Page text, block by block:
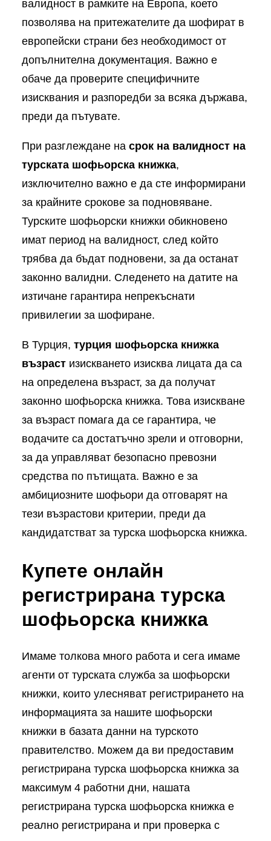
валидност в рамките на Европа, което
позволява на притежателите да шофират в
европейски страни без необходимост от
допълнителна документация. Важно е
обаче да проверите специфичните
изисквания и разпоредби за всяка държава,
преди да пътувате.
При разглеждане на срок на валидност на
турската шофьорска книжка,
изключително важно е да сте информирани
за крайните срокове за подновяване.
Турските шофьорски книжки обикновено
имат период на валидност, след който
трябва да бъдат подновени, за да останат
законно валидни. Следенето на датите на
изтичане гарантира непрекъснати
привилегии за шофиране.
В Турция, турция шофьорска книжка
възраст изискването изисква лицата да са
на определена възраст, за да получат
законно шофьорска книжка. Това изискване
за възраст помага да се гарантира, че
водачите са достатъчно зрели и отговорни,
за да управляват безопасно превозни
средства по пътищата. Важно е за
амбициозните шофьори да отговарят на
тези възрастови критерии, преди да
кандидатстват за турска шофьорска книжка.
Купете онлайн
регистрирана турска
шофьорска книжка
Имаме толкова много работа и сега имаме
агенти от турската служба за шофьорски
книжки, които улесняват регистрирането на
информацията за нашите шофьорски
книжки в базата данни на турското
правителство. Можем да ви предоставим
регистрирана турска шофьорска книжка за
максимум 4 работни дни, нашата
регистрирана турска шофьорска книжка е
реално регистрирана и при проверка с